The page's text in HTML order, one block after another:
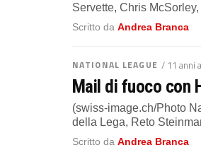
Servette, Chris McSorley,
Scritto da Andrea Branca
NATIONAL LEAGUE / 11 anni
Mail di fuoco con
(swiss-image.ch/Photo
della Lega, Reto
Scritto da Andrea Branca